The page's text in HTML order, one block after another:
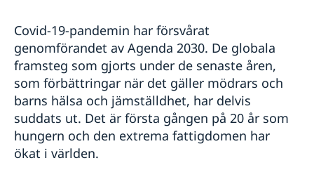
Covid-19-pandemin har försvårat
genomförandet av Agenda 2030. De globala
framsteg som gjorts under de senaste åren,
som förbättringar när det gäller mödrars och
barns hälsa och jämställdhet, har delvis
suddats ut. Det är första gången på 20 år som
hungern och den extrema fattigdomen har
ökat i världen.